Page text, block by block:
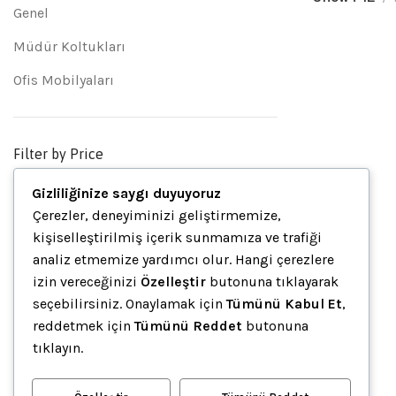
Genel
Müdür Koltukları
Ofis Mobilyaları
Filter by Price
Filtrele
Stock Status
On sale
In stock
Gizliliğinize saygı duyuyoruz
Çerezler, deneyiminizi geliştirmemize,
kişiselleştirilmiş içerik sunmamıza ve trafiği
analiz etmemize yardımcı olur. Hangi çerezlere
izin vereceğinizi Özelleştir butonuna tıklayarak
seçebilirsiniz. Onaylamak içinTümünü Kabul Et,
reddetmek içinTümünü Reddet butonuna
tıklayın.